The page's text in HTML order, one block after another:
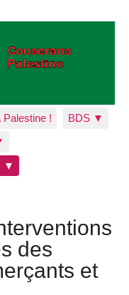
Palestine !
BDS ▼
▼
des
et